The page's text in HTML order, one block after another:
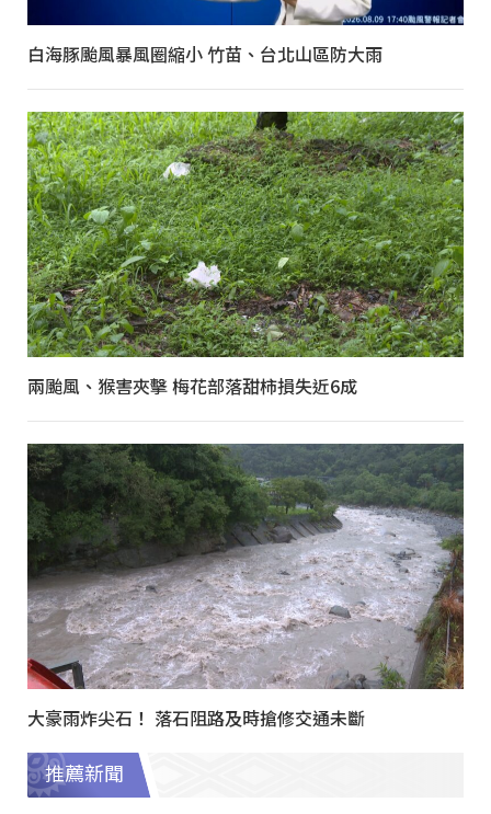
白海豚颱風暴風圈縮小 竹苗、台北山區防大雨
兩颱風、猴害夾擊 梅花部落甜柿損失近6成
大豪雨炸尖石！ 落石阻路及時搶修交通未斷
推薦新聞